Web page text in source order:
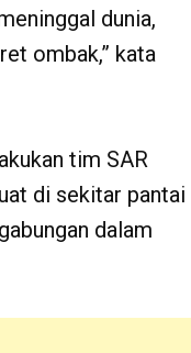
dunia,
ombak,” kata
tim SAR
di sekitar pantai
dalam